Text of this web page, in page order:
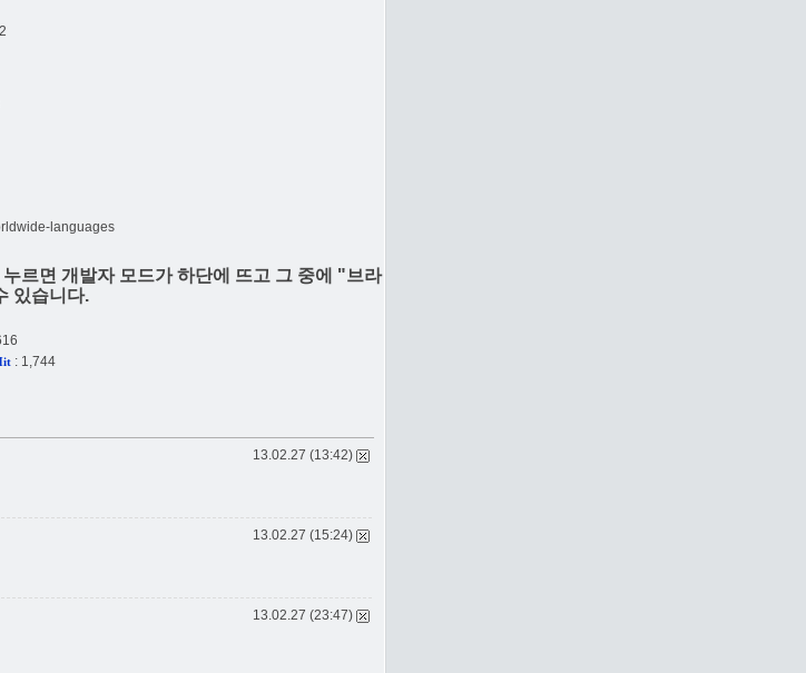
languages
르면 개발자 모드가 하단에 뜨고 그 중에 "브라
있습니다.
: 1,744
13.02.27 (13:42)
13.02.27 (15:24)
13.02.27 (23:47)